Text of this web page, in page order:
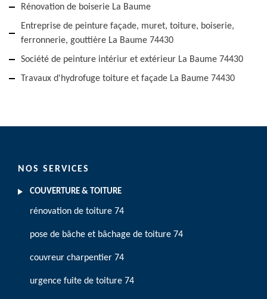
Rénovation de boiserie La Baume
Entreprise de peinture façade, muret, toiture, boiserie,
ferronnerie, gouttière La Baume 74430
Société de peinture intériur et extérieur La Baume 74430
Travaux d'hydrofuge toiture et façade La Baume 74430
NOS SERVICES
COUVERTURE & TOITURE
rénovation de toiture 74
pose de bâche et bâchage de toiture 74
couvreur charpentier 74
urgence fuite de toiture 74